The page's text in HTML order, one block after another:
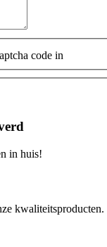
code in
in huis!
kwaliteitsproducten.